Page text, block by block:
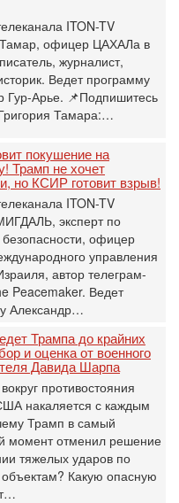
ITON-TV
Тамар, офицер ЦАХАЛа в
журналист,
Ведет программу
Гур-Арье. 📌Подпишитесь
Тамара:…
покушение на
Трамп не хочет
но КСИР готовит взрыв!
ITON-TV
эксперт по
офицер
управления
автор телеграм-
Peacemaker. Ведет
Александр…
Трампа до крайних
и оценка от военного
Давида Шарпа
противостояния
накаляется с каждым
Трамп в самый
момент отменил решение
тяжелых ударов по
Какую опасную